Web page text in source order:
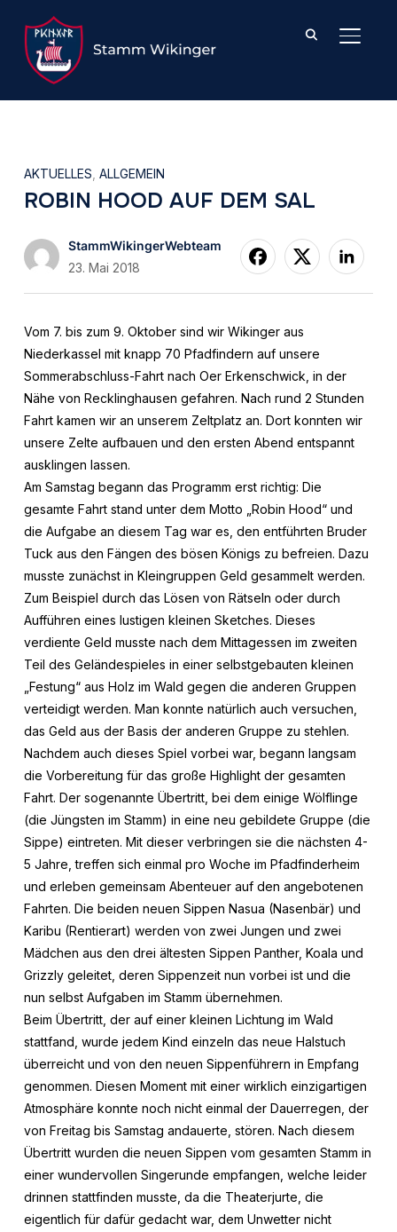
AKTUELLES ALLGEMEIN
ROBIN HOOD AUF DEM SAL
StammWikingerWebteam
23. Mai 2018
Vom 7. bis zum 9. Oktober sind wir Wikinger aus
Niederkassel mit knapp 70 Pfadfindern auf unsere
Sommerabschluss-Fahrt nach Oer Erkenschwick, in der
Nähe von Recklinghausen gefahren. Nach rund 2 Stunden
Fahrt kamen wir an unserem Zeltplatz an. Dort konnten wir
unsere Zelte aufbauen und den ersten Abend entspannt
ausklingen lassen.
Am Samstag begann das Programm erst richtig: Die
gesamte Fahrt stand unter dem Motto „Robin Hood“ und
die Aufgabe an diesem Tag war es, den entführten Bruder
Tuck aus den Fängen des bösen Königs zu befreien. Dazu
musste zunächst in Kleingruppen Geld gesammelt werden.
Zum Beispiel durch das Lösen von Rätseln oder durch
Aufführen eines lustigen kleinen Sketches. Dieses
verdiente Geld musste nach dem Mittagessen im zweiten
Teil des Geländespieles in einer selbstgebauten kleinen
„Festung“ aus Holz im Wald gegen die anderen Gruppen
verteidigt werden. Man konnte natürlich auch versuchen,
das Geld aus der Basis der anderen Gruppe zu stehlen.
Nachdem auch dieses Spiel vorbei war, begann langsam
die Vorbereitung für das große Highlight der gesamten
Fahrt. Der sogenannte Übertritt, bei dem einige Wölflinge
(die Jüngsten im Stamm) in eine neu gebildete Gruppe (die
Sippe) eintreten. Mit dieser verbringen sie die nächsten 4-
5 Jahre, treffen sich einmal pro Woche im Pfadfinderheim
und erleben gemeinsam Abenteuer auf den angebotenen
Fahrten. Die beiden neuen Sippen Nasua (Nasenbär) und
Karibu (Rentierart) werden von zwei Jungen und zwei
Mädchen aus den drei ältesten Sippen Panther, Koala und
Grizzly geleitet, deren Sippenzeit nun vorbei ist und die
nun selbst Aufgaben im Stamm übernehmen.
Beim Übertritt, der auf einer kleinen Lichtung im Wald
stattfand, wurde jedem Kind einzeln das neue Halstuch
überreicht und von den neuen Sippenführern in Empfang
genommen. Diesen Moment mit einer wirklich einzigartigen
Atmosphäre konnte noch nicht einmal der Dauerregen, der
von Freitag bis Samstag andauerte, stören. Nach diesem
Übertritt wurden die neuen Sippen vom gesamten Stamm in
einer wundervollen Singerunde empfangen, welche leider
drinnen stattfinden musste, da die Theaterjurte, die
eigentlich für dafür gedacht war, dem Unwetter nicht